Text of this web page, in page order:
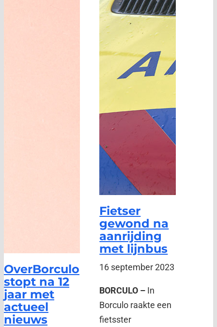
OverBorculo
stopt na 12
jaar met
actueel
nieuws
Fietser
gewond na
aanrijding
met lijnbus
16 september 2023
BORCULO – In
Borculo raakte een
fietsster